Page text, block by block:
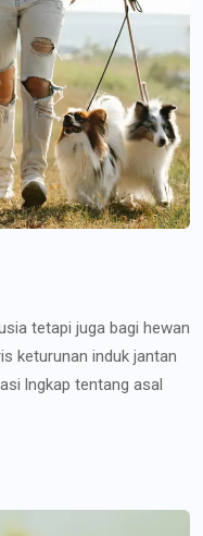
tetapi juga bagi hewan
keturunan induk jantan
lngkap tentang asal